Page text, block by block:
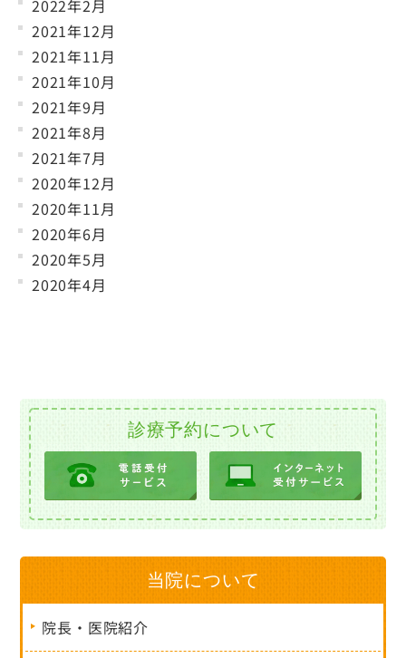
2022年2月
2021年12月
2021年11月
2021年10月
2021年9月
2021年8月
2021年7月
2020年12月
2020年11月
2020年6月
2020年5月
2020年4月
診療予約について
当院について
院長・医院紹介